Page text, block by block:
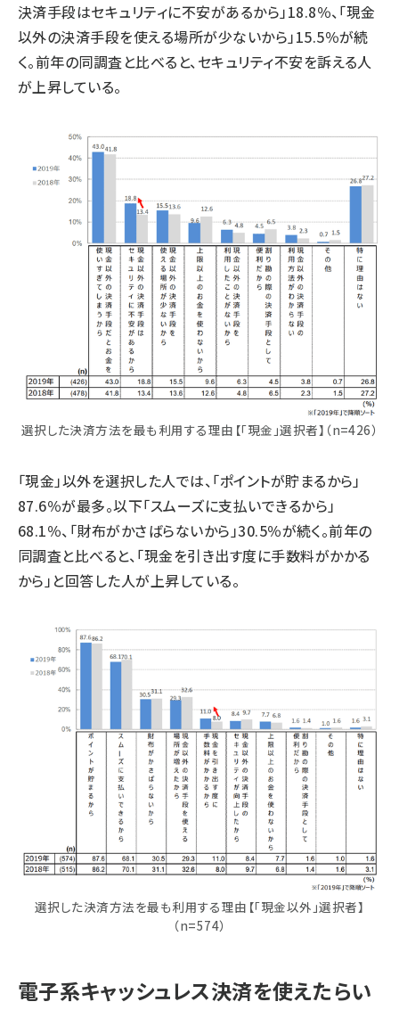
決済手段はセキュリティに不安があるから」18.8％、「現金
以外の決済手段を使える場所が少ないから」15.5％が続
く。前年の同調査と比べると、セキュリティ不安を訴える人
が上昇している。
選択した決済方法を最も利用する理由【「現金」選択者】（n=426）
「現金」以外を選択した人では、「ポイントが貯まるから」
87.6％が最多。以下「スムーズに支払いできるから」
68.1％、「財布がかさばらないから」30.5％が続く。前年の
同調査と比べると、「現金を引き出す度に手数料がかかる
から」と回答した人が上昇している。
選択した決済方法を最も利用する理由【「現金以外」選択者】
（n=574）
電子系キャッシュレス決済を使えたらい